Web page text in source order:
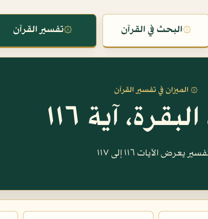
۞البحث في القرآن ۞تفسير القرآن
۞ الميزان في تفسير القرآن
آية ١١٦
يعرض الآيات ١١٦ إلى ١١٧